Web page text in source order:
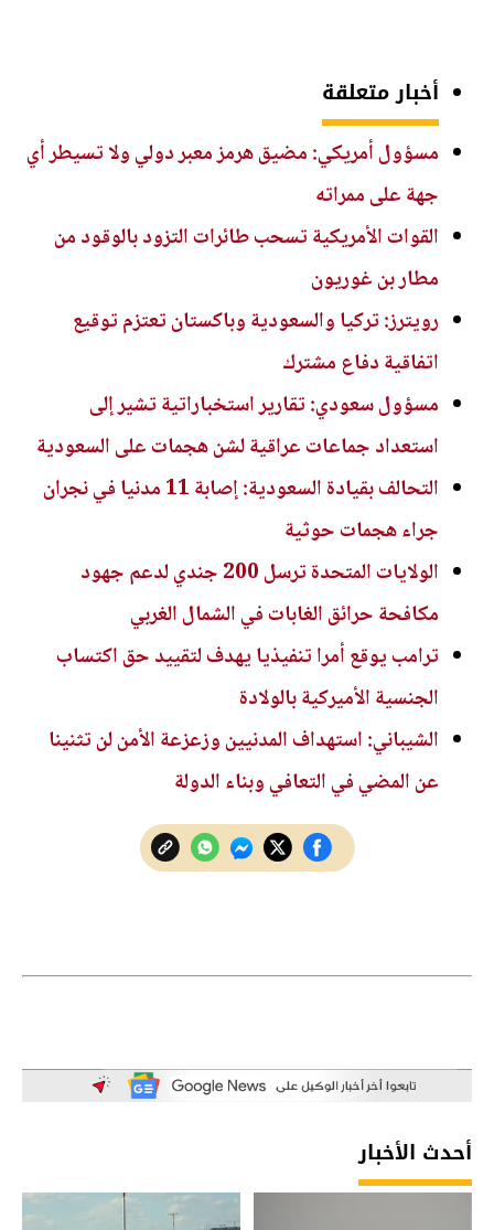
أخبار متعلقة
مسؤول أمريكي: مضيق هرمز معبر دولي ولا تسيطر أي
جهة على ممراته
القوات الأمريكية تسحب طائرات التزود بالوقود من
مطار بن غوريون
رويترز: تركيا والسعودية وباكستان تعتزم توقيع
اتفاقية دفاع مشترك
مسؤول سعودي: تقارير استخباراتية تشير إلى
استعداد جماعات عراقية لشن هجمات على السعودية
التحالف بقيادة السعودية: إصابة 11 مدنيا في نجران
جراء هجمات حوثية
الولايات المتحدة ترسل 200 جندي لدعم جهود
مكافحة حرائق الغابات في الشمال الغربي
ترامب يوقع أمرا تنفيذيا يهدف لتقييد حق اكتساب
الجنسية الأميركية بالولادة
الشيباني: استهداف المدنيين وزعزعة الأمن لن تثنينا
عن المضي في التعافي وبناء الدولة
أحدث الأخبار